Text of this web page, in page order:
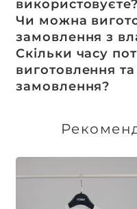
використовуєте?
Термотранферний
DTF – друк
Машинна вишивка
Чи можна
замовлення з
Так, ми
та мерчу під ключ,
тканин, розробку
завершується
Скільки часу
виготовлення
замовлення?
виготовлення